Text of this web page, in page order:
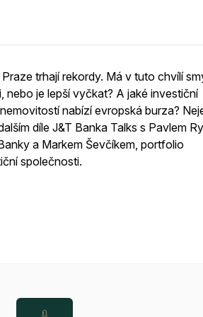
trhají rekordy. Má v tuto chvílí
nebo je lepší vyčkat? A jaké investiční
nabízí evropská burza?
díle J&T Banka Talks s Pavlem
a Markem Ševčíkem, portfolio
společnosti.